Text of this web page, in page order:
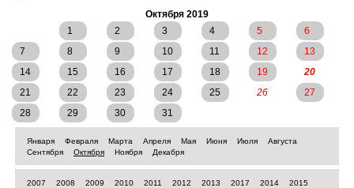
Октября 2019
1
2 3 4 5
6
7
8 9 10 11 12
13
14
15 16 17 18 19
20
21
22 23 24 25 26
27
28
29 30 31
Января Февраля Марта Апреля Мая Июня Июля
Августа
Сентября
Октября Ноября Декабря
2007 2008 2009 2010 2011 2012 2013 2017 2014
2015